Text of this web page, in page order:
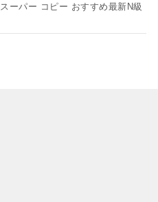
ーパー コピー おすすめ最新N級